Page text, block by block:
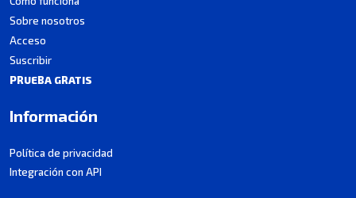
Sobre nosotros
Acceso
Suscribir
PRUEBA GRATIS
Información
Política de privacidad
Integración con API